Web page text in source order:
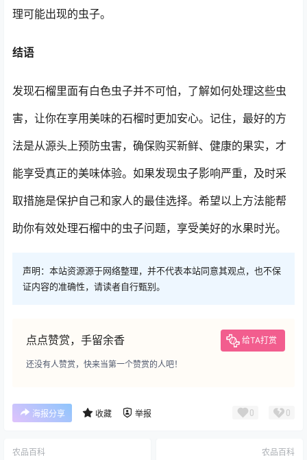
理可能出现的虫子。
结语
发现石榴里面有白色虫子并不可怕，了解如何处理这些虫
害，让你在享用美味的石榴时更加安心。记住，最好的方
法是从源头上预防虫害，确保购买新鲜、健康的果实，才
能享受真正的美味体验。如果发现虫子影响严重，及时采
取措施是保护自己和家人的最佳选择。希望以上方法能帮
助你有效处理石榴中的虫子问题，享受美好的水果时光。
声明：本站资源源于网络整理，并不代表本站同意其观点，也不保
证内容的准确性，请读者自行甄别。
点点赞赏，手留余香 给TA打赏
还没有人赞赏，快来当第一个赞赏的人吧！
海报分享 收藏 举报 0 0
农品百科 农品百科